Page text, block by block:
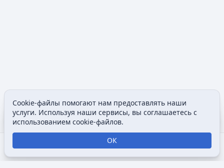
Открыть поиск
Открыть меню
Просмотры
Содержание
Cookie-файлы помогают нам предоставлять наши
услуги. Используя наши сервисы, вы соглашаетесь с
использованием cookie-файлов.
ОК